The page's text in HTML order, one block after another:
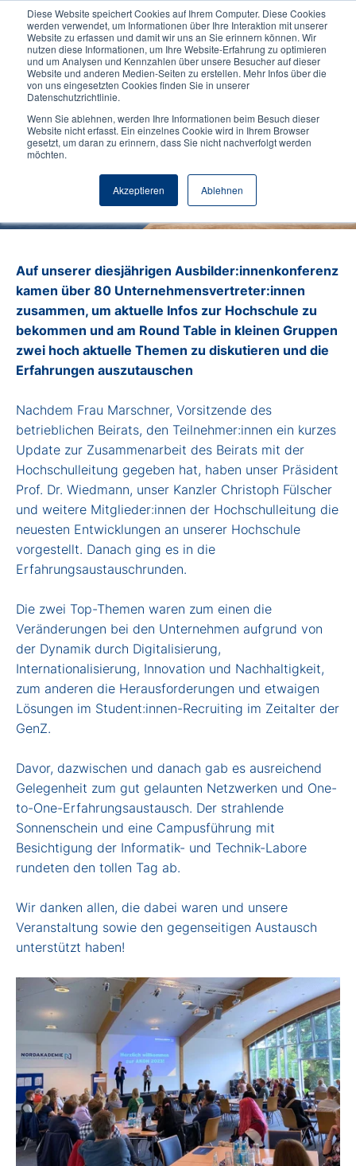
Diese Website speichert Cookies auf Ihrem Computer. Diese Cookies
werden verwendet, um Informationen über Ihre Interaktion mit unserer
Website zu erfassen und damit wir uns an Sie erinnern können. Wir
nutzen diese Informationen, um Ihre Website-Erfahrung zu optimieren
und um Analysen und Kennzahlen über unsere Besucher auf dieser
Website und anderen Medien-Seiten zu erstellen. Mehr Infos über die
von uns eingesetzten Cookies finden Sie in unserer
Datenschutzrichtlinie.
Wenn Sie ablehnen, werden Ihre Informationen beim Besuch dieser
Website nicht erfasst. Ein einzelnes Cookie wird in Ihrem Browser
gesetzt, um daran zu erinnern, dass Sie nicht nachverfolgt werden
möchten.
Akzeptieren Ablehnen
6.09.2023 Hochschule Sonstiges
Lebendige AKON 2023
Auf unserer diesjährigen Ausbilder:innenkonferenz
kamen über 80 Unternehmensvertreter:innen
zusammen, um aktuelle Infos zur Hochschule zu
bekommen und am Round Table in kleinen Gruppen
zwei hoch aktuelle Themen zu diskutieren und die
Erfahrungen auszutauschen
Nachdem Frau Marschner, Vorsitzende des
betrieblichen Beirats, den Teilnehmer:innen ein kurzes
Update zur Zusammenarbeit des Beirats mit der
Hochschulleitung gegeben hat, haben unser Präsident
Prof. Dr. Wiedmann, unser Kanzler Christoph Fülscher
und weitere Mitglieder:innen der Hochschulleitung die
neuesten Entwicklungen an unserer Hochschule
vorgestellt. Danach ging es in die
Erfahrungsaustauschrunden.
Die zwei Top-Themen waren zum einen die
Veränderungen bei den Unternehmen aufgrund von
der Dynamik durch Digitalisierung,
Internationalisierung, Innovation und Nachhaltigkeit,
zum anderen die Herausforderungen und etwaigen
Lösungen im Student:innen-Recruiting im Zeitalter der
GenZ.
Davor, dazwischen und danach gab es ausreichend
Gelegenheit zum gut gelaunten Netzwerken und One-
to-One-Erfahrungsaustausch. Der strahlende
Sonnenschein und eine Campusführung mit
Besichtigung der Informatik- und Technik-Labore
rundeten den tollen Tag ab.
Wir danken allen, die dabei waren und unsere
Veranstaltung sowie den gegenseitigen Austausch
unterstützt haben!